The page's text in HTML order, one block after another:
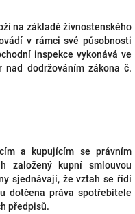
na základě živnostenského
v rámci své působnosti
inspekce vykonává ve
nad dodržováním zákona č.
a kupujícím se právním
založený kupní smlouvou
sjednávají, že vztah se řídí
dotčena práva spotřebitele
předpisů.